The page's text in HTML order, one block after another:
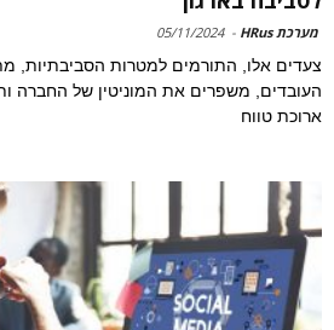
מערכת HRus -
05/11/2024
צעדים אלו, התורמים למטרות הסביבתיות,
העובדים, משפרים את המוניטין של החברה
ארוכת טווח